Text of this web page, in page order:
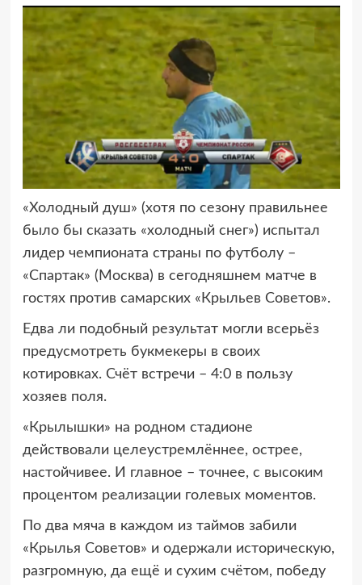
«Холодный душ» (хотя по сезону правильнее
было бы сказать «холодный снег») испытал
лидер чемпионата страны по футболу –
«Спартак» (Москва) в сегодняшнем матче в
гостях против самарских «Крыльев Советов».
Едва ли подобный результат могли всерьёз
предусмотреть букмекеры в своих
котировках. Счёт встречи – 4:0 в пользу
хозяев поля.
«Крылышки» на родном стадионе
действовали целеустремлённее, острее,
настойчивее. И главное – точнее, с высоким
процентом реализации голевых моментов.
По два мяча в каждом из таймов забили
«Крылья Советов» и одержали историческую,
разгромную, да ещё и сухим счётом, победу